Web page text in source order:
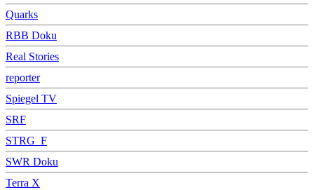
Quarks
RBB Doku
Real Stories
reporter
Spiegel TV
SRF
STRG_F
SWR Doku
Terra X